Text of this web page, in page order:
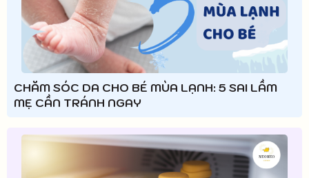
CHĂM SÓC DA CHO BÉ MÙA LẠNH: 5 SAI LẦM
MẸ CẦN TRÁNH NGAY